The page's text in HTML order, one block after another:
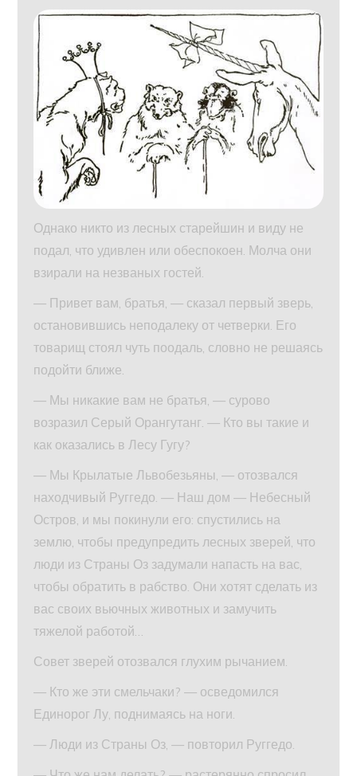
Однако никто из лесных старейшин и виду не
подал, что удивлен или обеспокоен. Молча они
взирали на незваных гостей.
— Привет вам, братья, — сказал первый зверь,
остановившись неподалеку от четверки. Его
товарищ стоял чуть поодаль, словно не решаясь
подойти ближе.
— Мы никакие вам не братья, — сурово
возразил Серый Орангутанг. — Кто вы такие и
как оказались в Лесу Гугу?
— Мы Крылатые Львобезьяны, — отозвался
находчивый Руггедо. — Наш дом — Небесный
Остров, и мы покинули его: спустились на
землю, чтобы предупредить лесных зверей, что
люди из Страны Оз задумали напасть на вас,
чтобы обратить в рабство. Они хотят сделать из
вас своих вьючных животных и замучить
тяжелой работой…
Совет зверей отозвался глухим рычанием.
— Кто же эти смельчаки? — осведомился
Единорог Лу, поднимаясь на ноги.
— Люди из Страны Оз, — повторил Руггедо.